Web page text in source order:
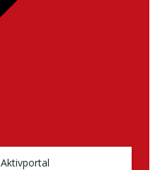
Aktivportal